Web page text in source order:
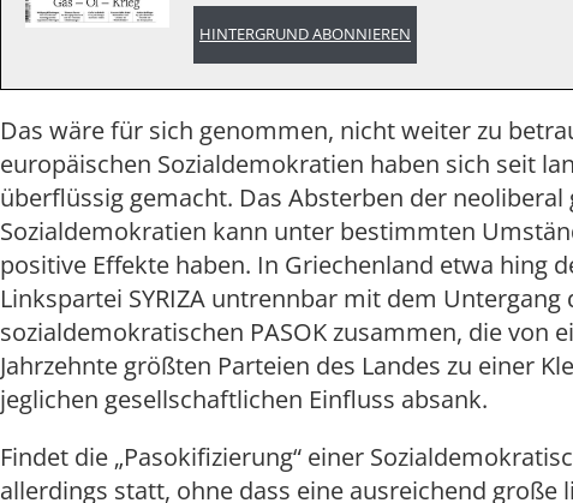
HINTERGRUND ABONNIEREN
Das wäre für sich genommen, nicht weiter zu
europäischen Sozialdemokratien haben sich seit
überflüssig gemacht. Das Absterben der neoliberal
Sozialdemokratien kann unter bestimmten
positive Effekte haben. In Griechenland etwa hing
Linkspartei SYRIZA untrennbar mit dem Untergang
sozialdemokratischen PASOK zusammen, die von
Jahrzehnte größten Parteien des Landes zu einer
jeglichen gesellschaftlichen Einfluss absank.
Findet die „Pasokifizierung“ einer
allerdings statt, ohne dass eine ausreichend große